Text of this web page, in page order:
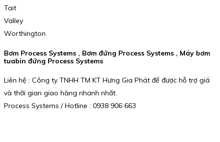
Tait
Valley
Worthington
Bơm Process Systems , Bơm đứng Process Systems , Máy bơm
tuabin đứng Process Systems
Liên hệ : Công ty TNHH TM KT Hưng Gia Phát để được hỗ trợ giá
và thời gian giao hàng nhanh nhất.
Process Systems / Hotline : 0938 906 663